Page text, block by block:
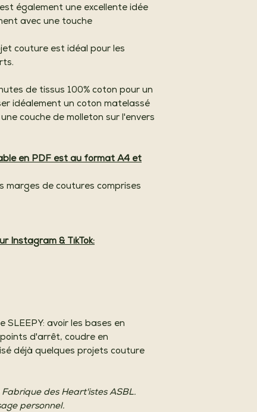
également une excellente idée
avec une touche
couture est idéal pour les
de tissus 100% coton pour un
idéalement un coton matelassé
couche de molleton sur l'envers
en PDF est au format A4 et
marges de coutures comprises
Instagram & TikTok:
SLEEPY: avoir les bases en
d'arrêt, coudre en
déjà quelques projets couture
des Heart'istes ASBL.
personnel.